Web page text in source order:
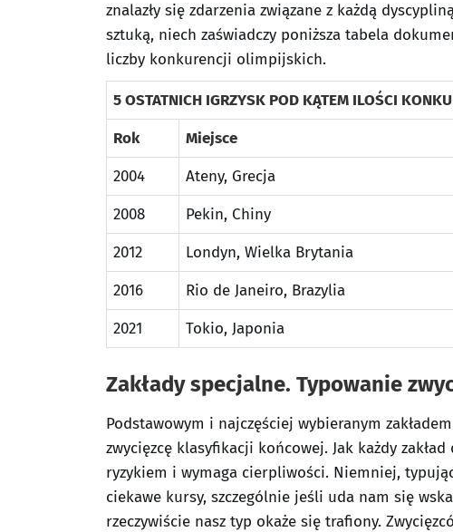
znalazły się zdarzenia związane z każdą
sztuką, niech zaświadczy poniższa tabela
liczby konkurencji olimpijskich.
5 OSTATNICH IGRZYSK POD KĄTEM ILOŚCI
Rok
Miejsce
2004
Ateny, Grecja
2008
Pekin, Chiny
2012
Londyn, Wielka Brytania
2016
Rio de Janeiro, Brazylia
2021
Tokio, Japonia
Zakłady specjalne. Typowanie
Podstawowym i najczęściej wybieranym
zwycięzcę klasyfikacji końcowej. Jak każdy
ryzykiem i wymaga cierpliwości. Niemniej,
ciekawe kursy, szczególnie jeśli uda nam się
rzeczywiście nasz typ okaże się trafiony.